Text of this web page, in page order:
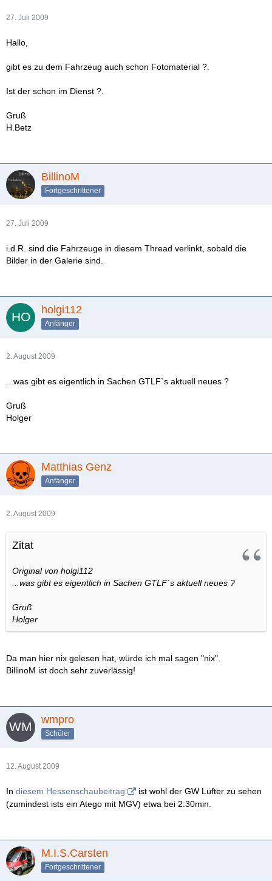
27. Juli 2009
Hallo,
gibt es zu dem Fahrzeug auch schon Fotomaterial ?.
Ist der schon im Dienst ?.
Gruß
H.Betz
BillinoM
Fortgeschrittener
27. Juli 2009
i.d.R. sind die Fahrzeuge in diesem Thread verlinkt, sobald die
Bilder in der Galerie sind.
holgi112
Anfänger
2. August 2009
...was gibt es eigentlich in Sachen GTLF`s aktuell neues ?
Gruß
Holger
Matthias Genz
Anfänger
2. August 2009
Zitat
Original von holgi112
...was gibt es eigentlich in Sachen GTLF`s aktuell neues ?
Gruß
Holger
Da man hier nix gelesen hat, würde ich mal sagen "nix".
BillinoM ist doch sehr zuverlässig!
wmpro
Schüler
12. August 2009
In diesem Hessenschaubeitrag
ist wohl der GW Lüfter zu sehen
(zumindest ists ein Atego mit MGV) etwa bei 2:30min.
M.I.S.Carsten
Fortgeschrittener